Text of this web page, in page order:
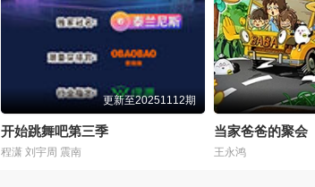
更新至20251112期
开始跳舞吧第三季
程潇 刘宇周 震南
当家爸爸的聚会
王永鸿